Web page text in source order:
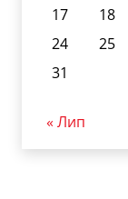
17
18
24
25
31
« Лип